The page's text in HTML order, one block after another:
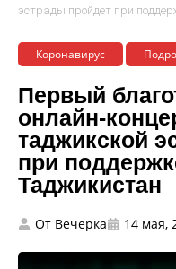
эстрады пройдет при
Коронавирус
Первый
онлайн-
таджикской
при
Таджикистан
От Вечерка 14 мая,